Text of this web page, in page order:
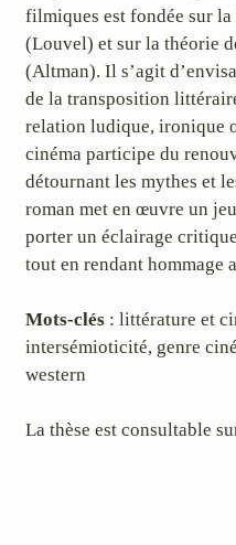
filmiques est fondée sur
(Louvel) et sur la théorie
(Altman). Il s’agit
de la transposition
relation ludique, ironique
cinéma participe du
détournant les mythes et
roman met en œuvre un
porter un éclairage
tout en rendant hommage
Mots-clés : littérature et
intersémioticité, genre
western
La thèse est consultable